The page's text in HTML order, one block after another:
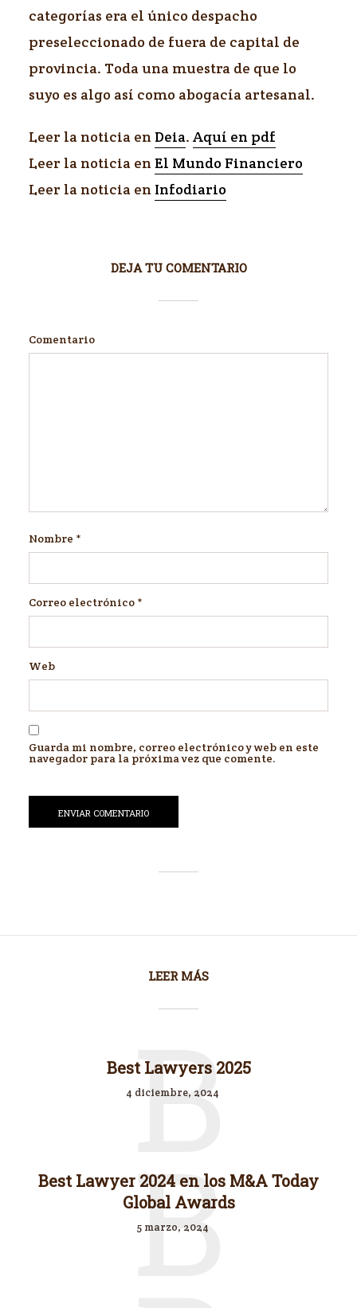
categorías era el único despacho
preseleccionado de fuera de capital de
provincia. Toda una muestra de que lo
suyo es algo así como abogacía artesanal.
Leer la noticia en Deia. Aquí en pdf
Leer la noticia en El Mundo Financiero
Leer la noticia en Infodiario
DEJA TU COMENTARIO
Comentario
Nombre *
Correo electrónico *
Web
Guarda mi nombre, correo electrónico y web en este
navegador para la próxima vez que comente.
LEER MÁS
Best Lawyers 2025
4 diciembre, 2024
B
Best Lawyer 2024 en los M&A Today
Global Awards
5 marzo, 2024
B